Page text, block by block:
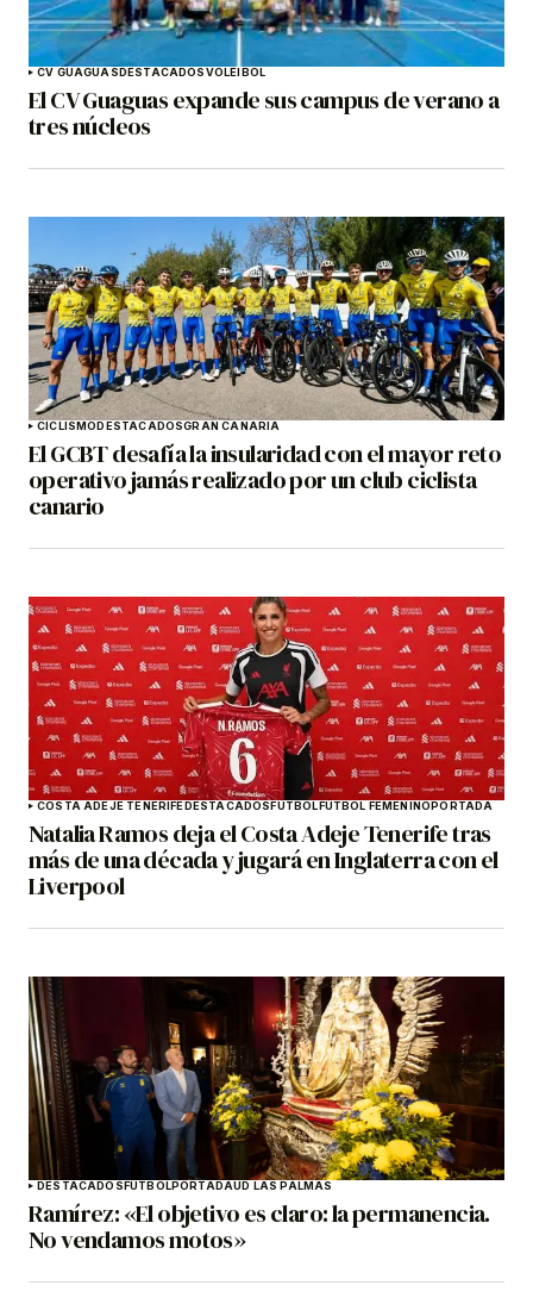
CV GUAGUASDESTACADOSVOLEIBOL
El CV Guaguas expande sus campus de verano a
tres núcleos
CICLISMODESTACADOSGRAN CANARIA
El GCBT desafía la insularidad con el mayor reto
operativo jamás realizado por un club ciclista
canario
COSTA ADEJE TENERIFEDESTACADOSFÚTBOLFÚTBOL FEMENINOPORTADA
Natalia Ramos deja el Costa Adeje Tenerife tras
más de una década y jugará en Inglaterra con el
Liverpool
DESTACADOSFÚTBOLPORTADAUD LAS PALMAS
Ramírez: «El objetivo es claro: la permanencia.
No vendamos motos»